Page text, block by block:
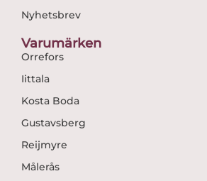
Nyhetsbrev
Varumärken
Orrefors
Iittala
Kosta Boda
Gustavsberg
Reijmyre
Målerås